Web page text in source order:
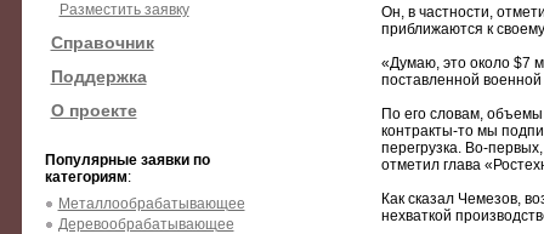
Разместить заявку
Справочник
Поддержка
О проекте
Популярные заявки по
категориям:
Металлообрабатывающее
Деревообрабатывающее
Он, в частности,
приближаются к
«Думаю, это около $7
поставленной
По его словам,
контракты-то мы
перегрузка. Во-
отметил глава
Как сказал Чемезов,
нехваткой